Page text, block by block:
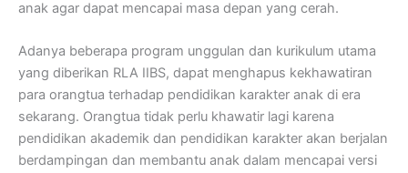
anak agar dapat mencapai masa depan yang cerah.
Adanya beberapa program unggulan dan kurikulum utama
yang diberikan RLA IIBS, dapat menghapus kekhawatiran
para orangtua terhadap pendidikan karakter anak di era
sekarang. Orangtua tidak perlu khawatir lagi karena
pendidikan akademik dan pendidikan karakter akan berjalan
berdampingan dan membantu anak dalam mencapai versi